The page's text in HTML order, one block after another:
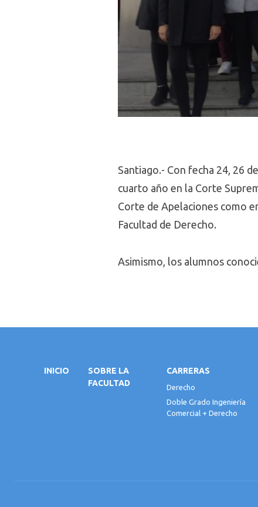
Santiago.- Con fecha 24, 26
cuarto año en la Corte
Corte de Apelaciones como
Facultad de Derecho.
Asimismo, los alumnos
INICIO
SOBRE LA
FACULTAD
CARRERAS
Derecho
Doble Grado Ingeniería
Comercial + Derecho